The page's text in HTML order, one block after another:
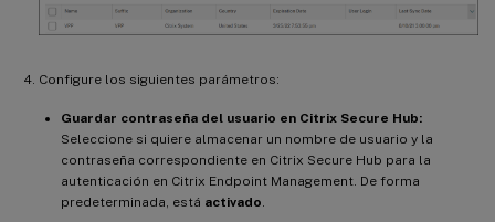
Configure los siguientes parámetros:
Guardar contraseña del usuario en Citrix Secure Hub:
Seleccione si quiere almacenar un nombre de usuario y la
contraseña correspondiente en Citrix Secure Hub para la
autenticación en Citrix Endpoint Management. De forma
predeterminada, está activado.